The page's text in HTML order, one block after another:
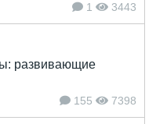
1 3443
развивающие
155 7398